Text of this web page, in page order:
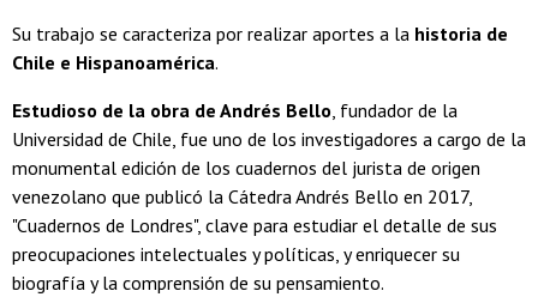
Su trabajo se caracteriza por realizar aportes a la historia de
Chile e Hispanoamérica.
Estudioso de la obra de Andrés Bello, fundador de la
Universidad de Chile, fue uno de los investigadores a cargo de la
monumental edición de los cuadernos del jurista de origen
venezolano que publicó la Cátedra Andrés Bello en 2017,
"Cuadernos de Londres", clave para estudiar el detalle de sus
preocupaciones intelectuales y políticas, y enriquecer su
biografía y la comprensión de su pensamiento.